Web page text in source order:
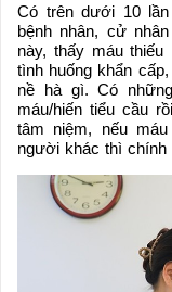
Có trên dưới 10
bệnh nhân, cử
này, thấy máu
tình huống khẩn
nề hà gì. Có
máu/hiến tiểu cầu
tâm niệm, nếu
người khác thì chính